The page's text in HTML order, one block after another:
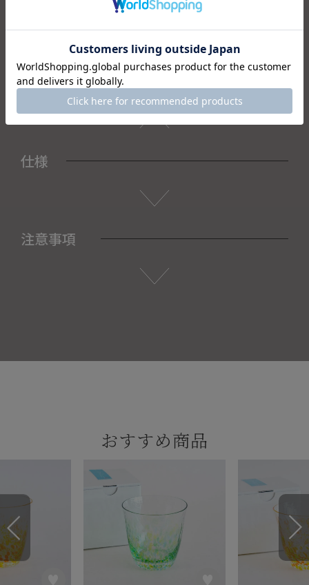
職、ご結婚といった人生の節目や、お誕生日など大切な方へ
＜セット内容＞
・グラス×1
・箱×1
仕様
注意事項
おすすめ商品